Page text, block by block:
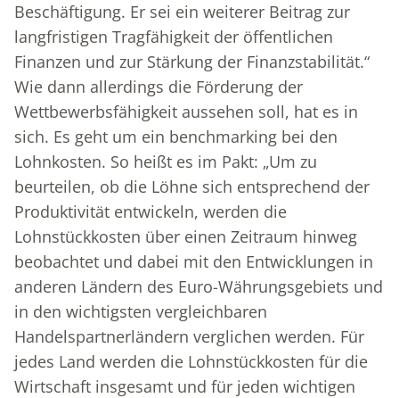
Beschäftigung. Er sei ein weiterer Beitrag zur
langfristigen Tragfähigkeit der öffentlichen
Finanzen und zur Stärkung der Finanzstabilität.“
Wie dann allerdings die Förderung der
Wettbewerbsfähigkeit aussehen soll, hat es in
sich. Es geht um ein benchmarking bei den
Lohnkosten. So heißt es im Pakt: „Um zu
beurteilen, ob die Löhne sich entsprechend der
Produktivität entwickeln, werden die
Lohnstückkosten über einen Zeitraum hinweg
beobachtet und dabei mit den Entwicklungen in
anderen Ländern des Euro-Währungsgebiets und
in den wichtigsten vergleichbaren
Handelspartnerländern verglichen werden. Für
jedes Land werden die Lohnstückkosten für die
Wirtschaft insgesamt und für jeden wichtigen